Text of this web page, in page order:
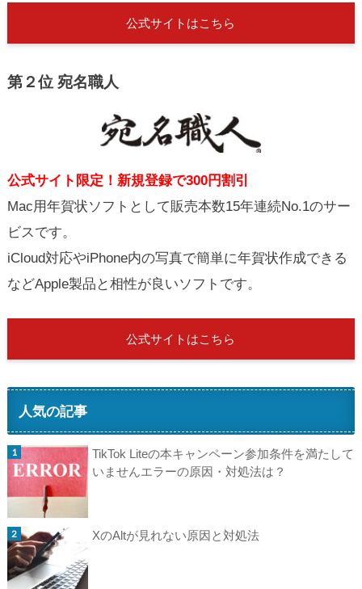
公式サイトはこちら
第２位 宛名職人
公式サイト限定！新規登録で300円割引
Mac用年賀状ソフトとして販売本数15年連続No.1のサー
ビスです。
iCloud対応やiPhone内の写真で簡単に年賀状作成できる
などApple製品と相性が良いソフトです。
公式サイトはこちら
人気の記事
TikTok Liteの本キャンペーン参加条件を満たして
いませんエラーの原因・対処法は？
XのAltが見れない原因と対処法